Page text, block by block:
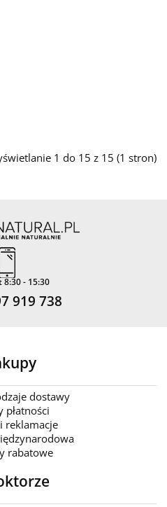
1 do 15 z 15 (1 stron)
8:30 - 15:30
919 738
dostawy
płatności
reklamacje
rabatowe